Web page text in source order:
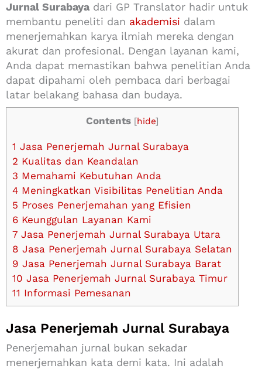
Jurnal Surabayadari GP Translator hadir untuk
membantu peneliti dan akademisi dalam
menerjemahkan karya ilmiah mereka dengan
akurat dan profesional. Dengan layanan kami,
Anda dapat memastikan bahwa penelitian Anda
dapat dipahami oleh pembaca dari berbagai
latar belakang bahasa dan budaya.
Contents [hide]
1 Jasa Penerjemah Jurnal Surabaya
2 Kualitas dan Keandalan
3 Memahami Kebutuhan Anda
4 Meningkatkan Visibilitas Penelitian Anda
5 Proses Penerjemahan yang Efisien
6 Keunggulan Layanan Kami
7 Jasa Penerjemah Jurnal Surabaya Utara
8 Jasa Penerjemah Jurnal Surabaya Selatan
9 Jasa Penerjemah Jurnal Surabaya Barat
10 Jasa Penerjemah Jurnal Surabaya Timur
11 Informasi Pemesanan
Jasa Penerjemah Jurnal Surabaya
Penerjemahan jurnal bukan sekadar
menerjemahkan kata demi kata. Ini adalah